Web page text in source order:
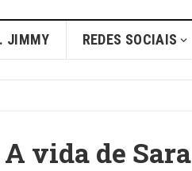
JIMMY REDES SOCIAIS
vida de Sara